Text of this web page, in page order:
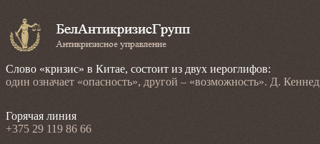
Слово «кризис» в Китае, состоит из двух иероглифов:
один означает «опасность», другой – «возможность». Д.
Горячая линия
+375 29 119 86 66